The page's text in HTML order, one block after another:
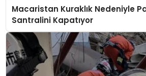
Macaristan Kuraklık Nedeniyle
Santralini Kapatıyor